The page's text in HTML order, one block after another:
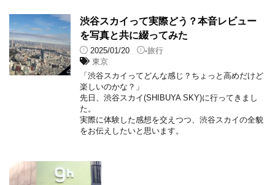
渋谷スカイって実際どう？本音レビュー
を写真と共に綴ってみた
2025/01/20 -旅行
東京
「渋谷スカイってどんな感じ？ちょっと高めだけど
楽しいのかな？」
先日、渋谷スカイ(SHIBUYA SKY)に行ってきまし
た。
実際に体験した感想を交えつつ、渋谷スカイの全貌
をお伝えしたいと思います。